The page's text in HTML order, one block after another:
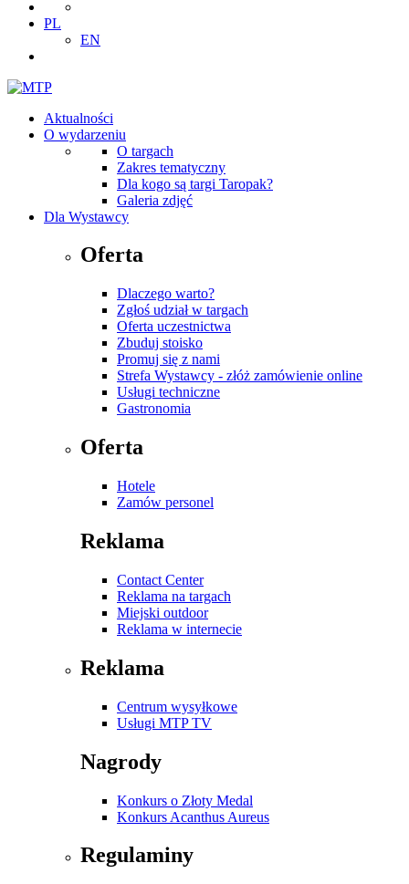
PL
EN
Aktualności
O wydarzeniu
O targach
Zakres tematyczny
Dla kogo są targi Taropak?
Galeria zdjęć
Dla Wystawcy
Oferta
Dlaczego warto?
Zgłoś udział w targach
Oferta uczestnictwa
Zbuduj stoisko
Promuj się z nami
Strefa Wystawcy - złóż zamówienie online
Usługi techniczne
Gastronomia
Oferta
Hotele
Zamów personel
Reklama
Contact Center
Reklama na targach
Miejski outdoor
Reklama w internecie
Reklama
Centrum wysyłkowe
Usługi MTP TV
Nagrody
Konkurs o Złoty Medal
Konkurs Acanthus Aureus
Regulaminy